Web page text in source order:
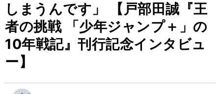
新刊
特集
しまうんです」 【戸部田誠『王
者の挑戦 「少年ジャンプ＋」の
10年戦記』刊行記念インタビュ
ー】